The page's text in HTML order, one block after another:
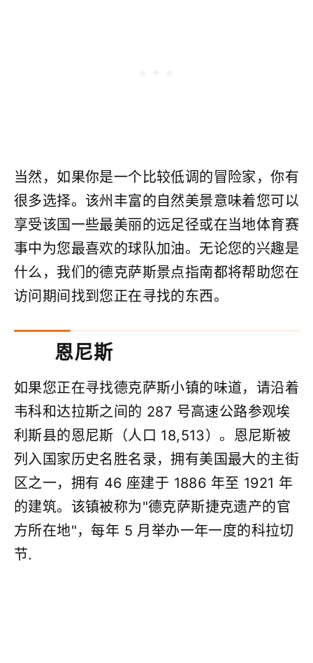
当然，如果你是一个比较低调的冒险家，你有
很多选择。该州丰富的自然美景意味着您可以
享受该国一些最美丽的远足径或在当地体育赛
事中为您最喜欢的球队加油。无论您的兴趣是
什么，我们的德克萨斯景点指南都将帮助您在
访问期间找到您正在寻找的东西。
恩尼斯
如果您正在寻找德克萨斯小镇的味道，请沿着
韦科和达拉斯之间的 287 号高速公路参观埃
利斯县的恩尼斯（人口 18,513）。恩尼斯被
列入国家历史名胜名录，拥有美国最大的主街
区之一，拥有 46 座建于 1886 年至 1921 年
的建筑。该镇被称为"德克萨斯捷克遗产的官
方所在地"，每年 5 月举办一年一度的科拉切
节.